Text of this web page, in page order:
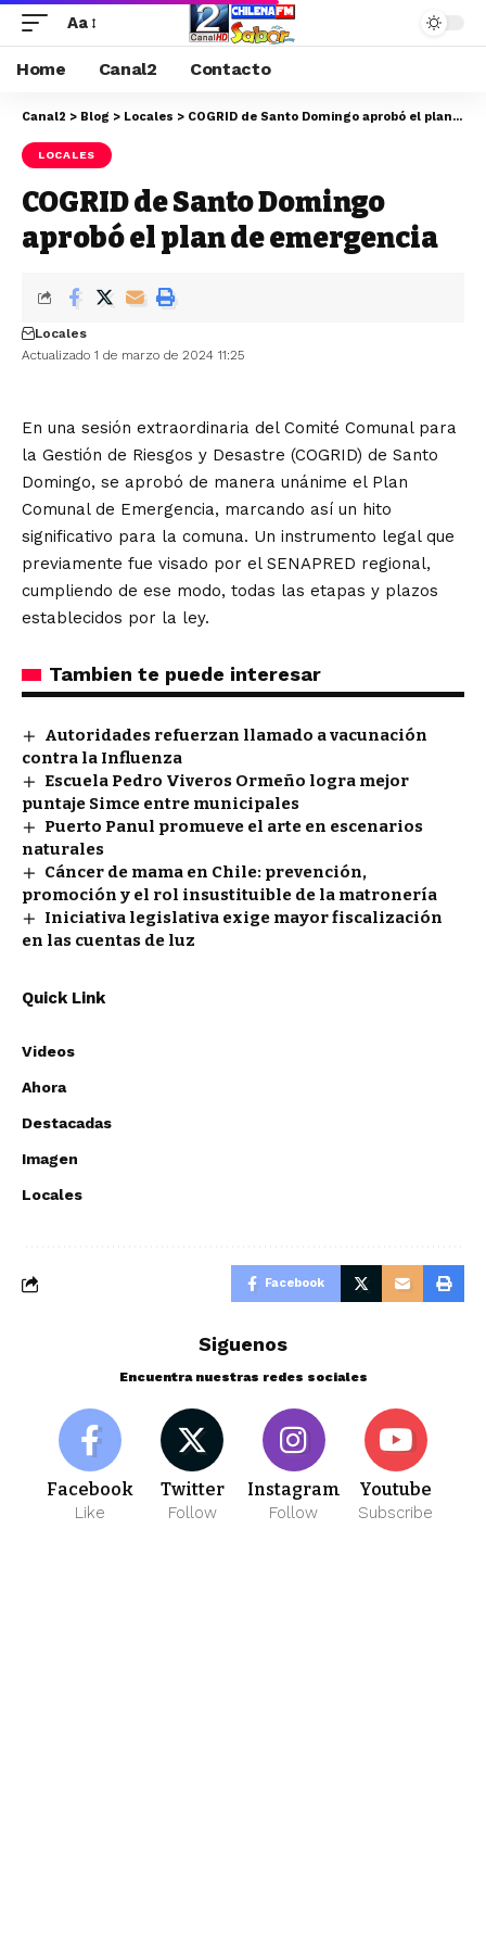
Aa
Home Canal2 Contacto
Canal2 > Blog > Locales > COGRID de Santo Domingo aprobó el plan de emergencia
LOCALES
COGRID de Santo Domingo
aprobó el plan de emergencia
Actualizado 1 de marzo de 2024 11:25
Locales
En una sesión extraordinaria del Comité Comunal para
la Gestión de Riesgos y Desastre (COGRID) de Santo
Domingo, se aprobó de manera unánime el Plan
Comunal de Emergencia, marcando así un hito
significativo para la comuna. Un instrumento legal que
previamente fue visado por el SENAPRED regional,
cumpliendo de ese modo, todas las etapas y plazos
establecidos por la ley.
Tambien te puede interesar
Autoridades refuerzan llamado a vacunación
contra la Influenza
Escuela Pedro Viveros Ormeño logra mejor
puntaje Simce entre municipales
Puerto Panul promueve el arte en escenarios
naturales
Cáncer de mama en Chile: prevención,
promoción y el rol insustituible de la matronería
Iniciativa legislativa exige mayor fiscalización
en las cuentas de luz
Quick Link
Videos
Ahora
Destacadas
Imagen
Locales
Facebook
Siguenos
Encuentra nuestras redes sociales
Facebook
Like
Twitter
Follow
Instagram
Follow
Youtube
Subscribe